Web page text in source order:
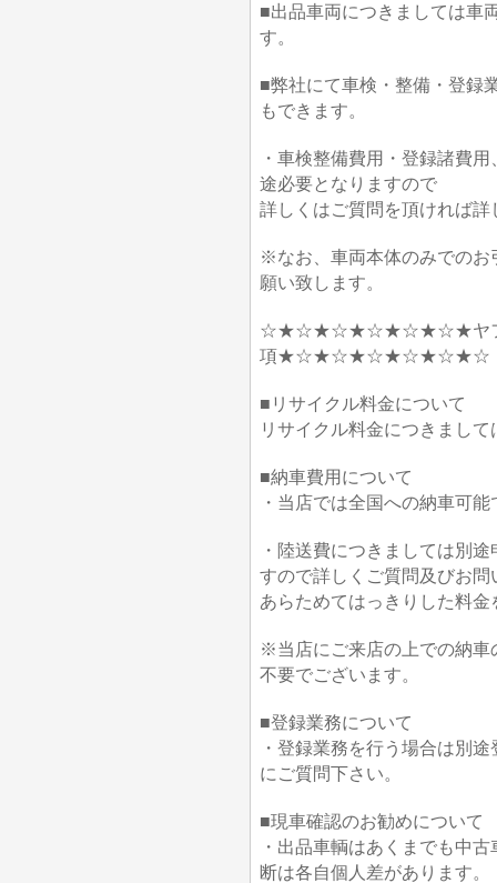
■出品車両につきましては車
す。
■弊社にて車検・整備・登録
もできます。
・車検整備費用・登録諸費
途必要となりますので
詳しくはご質問を頂ければ
※なお、車両本体のみでのお
願い致します。
☆★☆★☆★☆★☆★☆★ヤフーオ
項★☆★☆★☆★☆★☆★☆
■リサイクル料金について
リサイクル料金につきまし
■納車費用について
・当店では全国への納車可
・陸送費につきましては別
すので詳しくご質問及びお
あらためてはっきりした料
※当店にご来店の上での納車
不要でございます。
■登録業務について
・登録業務を行う場合は別
にご質問下さい。
■現車確認のお勧めについて
・出品車輌はあくまでも中
断は各自個人差があります。